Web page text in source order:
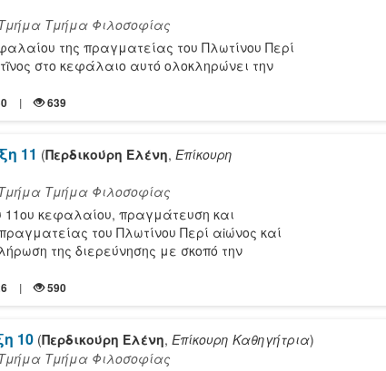
Τμήμα Τμήμα Φιλοσοφίας
της πραγματείας του Πλωτίνου Περί
στο κεφάλαιο αυτό ολοκληρώνει την
639
11 (Περδικούρη Ελένη, Επίκουρη
Τμήμα Τμήμα Φιλοσοφίας
11ου κεφαλαίου, πραγμάτευση και
του Πλωτίνου Περί αἰώνος καί
της διερεύνησης με σκοπό την
590
10 (Περδικούρη Ελένη, Επίκουρη Καθηγήτρια)
Τμήμα Τμήμα Φιλοσοφίας